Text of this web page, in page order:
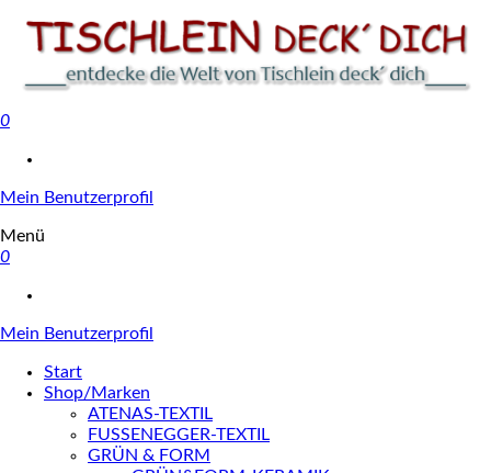
0
Mein Benutzerprofil
Menü
0
Mein Benutzerprofil
Start
Shop/Marken
ATENAS-TEXTIL
FUSSENEGGER-TEXTIL
GRÜN & FORM